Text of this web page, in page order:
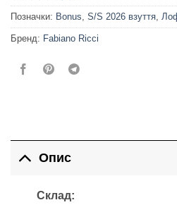
Позначки: Bonus S/S 2026 взуття
Бренд: Fabiano Ricci
Опис
Склад: